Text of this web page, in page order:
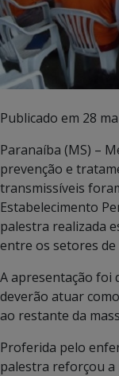
Publicado em 28
Paranaíba (MS) –
prevenção e
transmissíveis
Estabelecimento
palestra realizada
entre os setores de
A apresentação foi
deverão atuar
ao restante da
Proferida pelo
palestra reforçou a